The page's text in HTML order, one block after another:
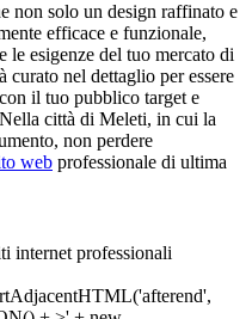
non solo un design raffinato e
efficace e funzionale,
le esigenze del tuo mercato di
curato nel dettaglio per essere
il tuo pubblico target e
città di Meleti, in cui la
non perdere
web professionale di ultima